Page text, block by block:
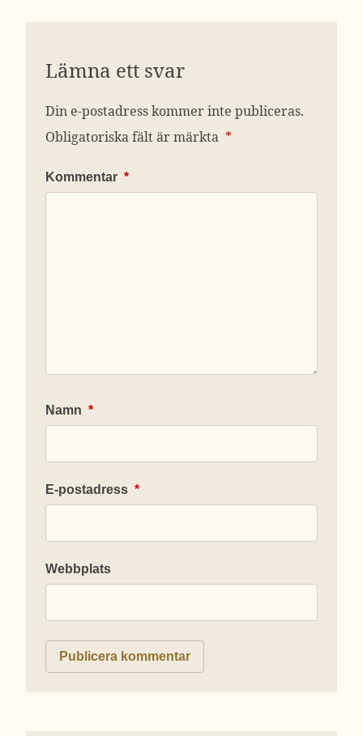
Lämna ett svar
Din e-postadress kommer inte publiceras.
Obligatoriska fält är märkta *
Kommentar *
Namn *
E-postadress *
Webbplats